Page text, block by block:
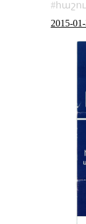
2015-